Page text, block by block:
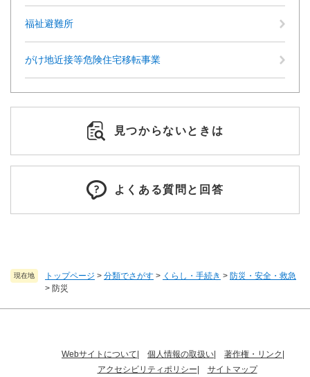
現在地 トップページ > 分類でさがす > くらし・手続き > 防災・安全・救急
> 防災
福祉避難所
がけ地近接等危険住宅移転事業
見つからないときは
よくある質問と回答
Webサイトについて 個人情報の取扱い
著作権・リンク
アクセシビリティポリシー
サイトマップ